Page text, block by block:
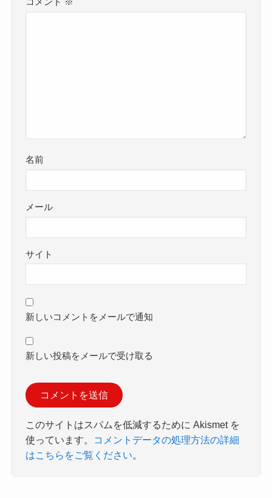
コメント ※
名前
メール
サイト
新しいコメントをメールで通知
新しい投稿をメールで受け取る
このサイトはスパムを低減するために Akismet を
使っています。
コメントデータの処理方法の詳細
はこちらをご覧ください。